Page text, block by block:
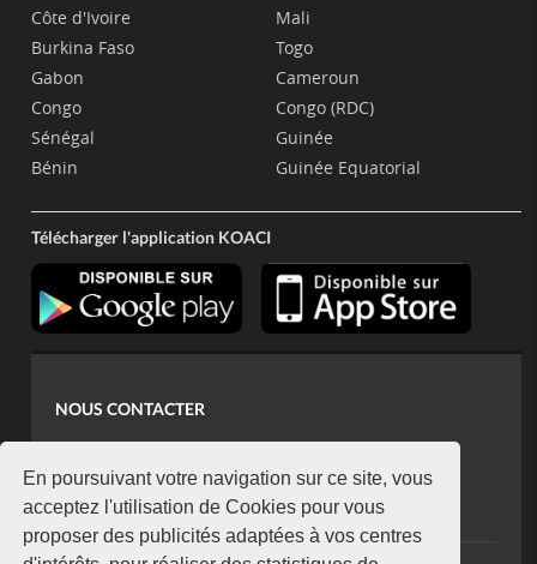
En poursuivant votre navigation sur ce site, vous
acceptez l'utilisation de Cookies pour vous
proposer des publicités adaptées à vos centres
Côte d'Ivoire
Burkina Faso
Gabon
Congo
Sénégal
Bénin
Mali
Togo
Cameroun
Congo (RDC)
Guinée
Guinée Equatorial
Télécharger l'application KOACI
NOUS CONTACTER
koaci@yahoo.fr
+225 07 08 85 52 93